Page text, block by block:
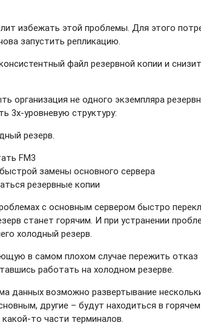
избежать этой проблемы. Для этого
запустить репликацию.
файл резервной копии и
организация не одного экземпляра
3х-уровневую структуру:
резерв.
FM3
замены основного сервера
резервные копии
с основным сервером быстро
станет горячим. И при устранении
холодный резерв.
в самом плохом случае пережить отказ
работать на холодном резерве.
данных возможно развертывание
другие – будут находиться в горячем
то части терминалов.